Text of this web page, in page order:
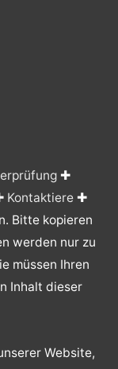
✚
Kontaktiere✚
Bitte kopieren
werden nur zu
müssen Ihren
Inhalt dieser
Website,